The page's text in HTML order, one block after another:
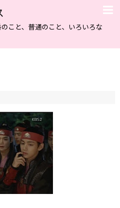
こと、普通のこと、いろいろな